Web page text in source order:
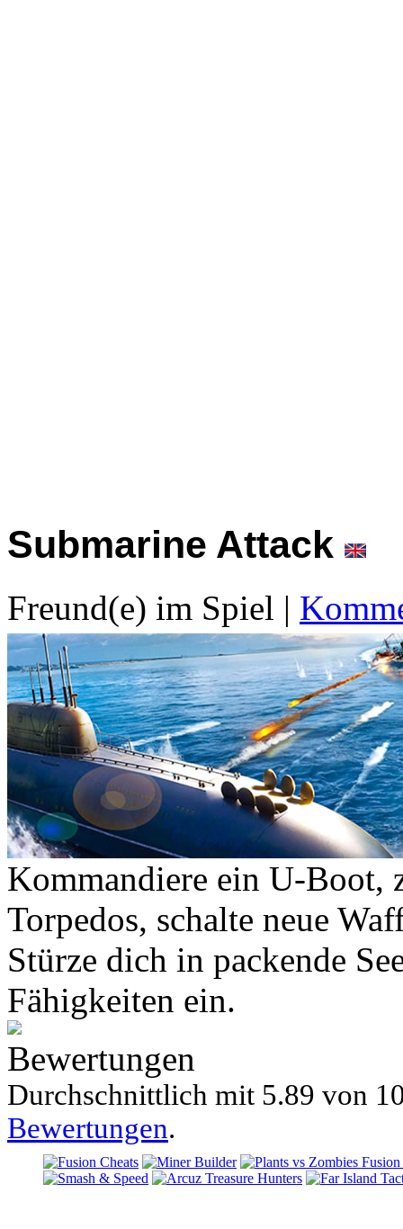
Submarine Attack
Freund(e) im Spiel |
Kommandiere ein U-Boot,
Torpedos, schalte neue
Stürze dich in packende
Fähigkeiten ein.
Bewertungen
Durchschnittlich mit 5.89 von
Bewertungen.